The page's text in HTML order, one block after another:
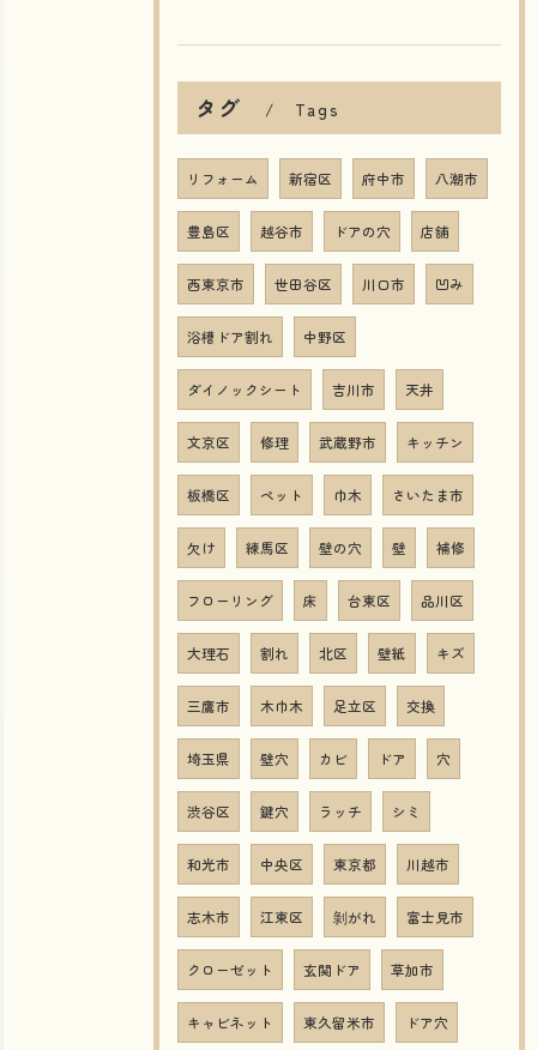
タグ Tags
リフォーム 新宿区 府中市 八潮市
豊島区 越谷市 ドアの穴 店舗
西東京市 世田谷区 川口市 凹み
浴槽ドア割れ 中野区
ダイノックシート 吉川市 天井
文京区 修理 武蔵野市 キッチン
板橋区 ペット 巾木 さいたま市
欠け 練馬区 壁の穴 壁 補修
フローリング 床 台東区 品川区
大理石 割れ 北区 壁紙 キズ
三鷹市 木巾木 足立区 交換
埼玉県 壁穴 カビ ドア 穴
渋谷区 鍵穴 ラッチ シミ
和光市 中央区 東京都 川越市
志木市 江東区 剝がれ 富士見市
クローゼット 玄関ドア 草加市
キャビネット 東久留米市 ドア穴